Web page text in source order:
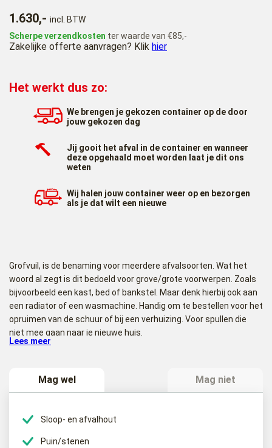
1.630,- incl. BTW
Scherpe verzendkosten ter waarde van €85,-
Zakelijke offerte aanvragen? Klik hier
Het werkt dus zo:
We brengen je gekozen container op de door
jouw gekozen dag
Jij gooit het afval in de container en wanneer
deze opgehaald moet worden laat je dit ons
weten
Wij halen jouw container weer op en bezorgen
als je dat wilt een nieuwe
Grofvuil, is de benaming voor meerdere afvalsoorten. Wat het
woord al zegt is dit bedoeld voor grove/grote voorwerpen. Zoals
bijvoorbeeld een kast, bed of bankstel. Maar denk hierbij ook aan
een radiator of een wasmachine. Handig om te bestellen voor het
opruimen van de schuur of bij een verhuizing. Voor spullen die
niet mee gaan naar je nieuwe huis.
Wanneer u een 30m³ grofvuil container besteld, komen wij die bij
parkeerplaats. Waar u ook maar wenst. Het is raadzaam om
container altijd op de gewenste plek geplaatst wordt.
Lees meer
Mag wel Mag niet
Sloop- en afvalhout
Puin/stenen